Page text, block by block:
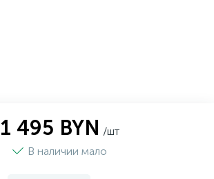
1 495 BYN /шт
В наличии мало